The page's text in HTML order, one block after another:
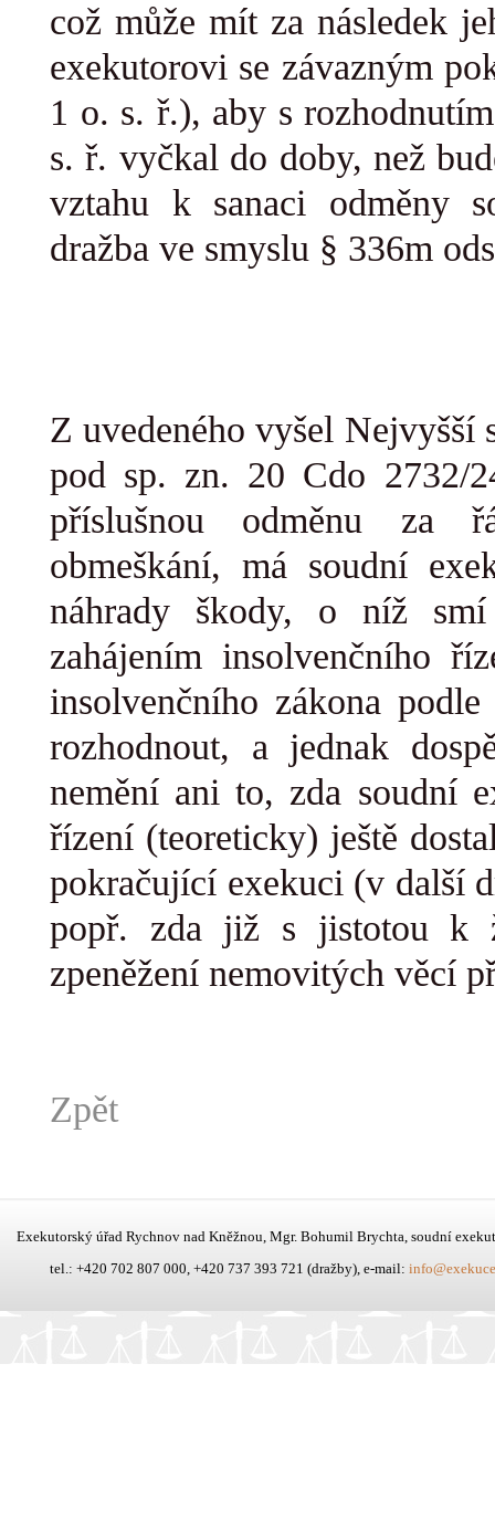
což může mít za následek
exekutorovi se závazným
1 o. s. ř.), aby s
s. ř. vyčkal do doby, než
vztahu k sanaci odměny
dražba ve smyslu § 336m
Z uvedeného vyšel Nejvyšší
pod sp. zn. 20 Cdo 2732/
příslušnou odměnu za
obmeškání, má soudní
náhrady škody, o níž
zahájením insolvenčního
insolvenčního zákona
rozhodnout, a jednak
nemění ani to, zda soudní
řízení (teoreticky) ještě
pokračující exekuci (v další
popř. zda již s jistotou k
zpeněžení nemovitých věcí
Zpět
Exekutorský úřad Rychnov nad Kněžnou, Mgr. Bohumil Brychta, soudní
tel.: +420 702 807 000, +420 737 393 721 (dražby), e-mail: